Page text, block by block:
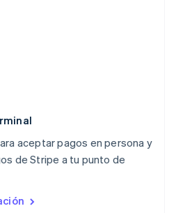
aceptar pagos en persona y
de Stripe a tu punto de